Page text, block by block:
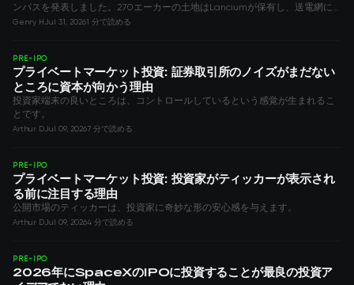
ンパスを発表しました。270エーカーの土地はLanciumが保有し、送電網に
接続される容量は1GWに達する予定です。これは数十万基のAIアクセラレー
Genry H Jul 31, 20261 分で読める
PRE-IPO
プライベートマーケット投資: 証券取引所のノイズがまだない
ところに資本が向かう理由
投資家端末の良いところは、コントロールしているという感覚が生まれるこ
とです。
Arthur D Jul 09, 20267 分で読める
PRE-IPO
プライベートマーケット投資: 投資家がティッカーが表示され
る前に注目する理由
公開市場のティッカーは、投資家に奇妙な形の安心感を与えます。
Arthur D Jul 09, 20264 分で読める
PRE-IPO
2026年にSpaceXのIPOに投資することが最良の投資ア